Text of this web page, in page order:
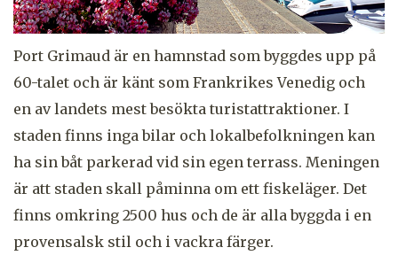
Port Grimaud är en hamnstad som byggdes upp på
60-talet och är känt som Frankrikes Venedig och
en av landets mest besökta turistattraktioner. I
staden finns inga bilar och lokalbefolkningen kan
ha sin båt parkerad vid sin egen terrass. Meningen
är att staden skall påminna om ett fiskeläger. Det
finns omkring 2500 hus och de är alla byggda i en
provensalsk stil och i vackra färger.